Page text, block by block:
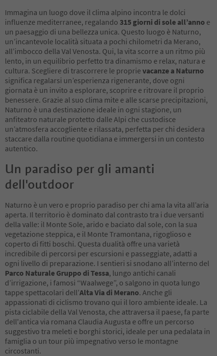
Immagina un luogo dove il clima alpino incontra le dolci
influenze mediterranee, regalando 315 giorni di sole all’anno e
un paesaggio di una bellezza unica. Questo luogo è Naturno,
un’incantevole località situata a pochi chilometri da Merano,
all’imbocco della Val Venosta. Qui, la vita scorre a un ritmo più
lento, in un equilibrio perfetto tra dinamismo e relax, natura e
cultura. Scegliere di trascorrere le proprie vacanze a Naturno
significa regalarsi un’esperienza rigenerante, dove ogni
giornata è un invito a esplorare, scoprire e ritrovare il proprio
benessere. Grazie al suo clima mite e alle scarse precipitazioni,
Naturno è una destinazione ideale in ogni stagione, un
anfiteatro naturale protetto dalle Alpi che custodisce
un’atmosfera accogliente e rilassata, perfetta per chi desidera
staccare dalla routine quotidiana e immergersi in un contesto
autentico.
Un paradiso per gli amanti
dell'outdoor
Naturno è un vero e proprio paradiso per chi ama la vita all’aria
aperta. Il territorio è dominato dal contrasto tra i due versanti
della valle: il Monte Sole, arido e baciato dal sole, con la sua
vegetazione steppica, e il Monte Tramontana, rigoglioso e
coperto di fitti boschi. Questa dualità offre una varietà
incredibile di percorsi per escursioni e passeggiate, adatti a
ogni livello di preparazione. I sentieri si snodano all’interno del
Parco Naturale Gruppo di Tessa, lungo antichi canali
d’irrigazione, i famosi “Waalwege”, o salgono in quota lungo
tappe spettacolari dell’Alta Via di Merano. Anche gli
appassionati di ciclismo trovano qui il loro ambiente ideale. La
pista ciclabile della Val Venosta, che attraversa il paese, fa parte
dell'antica via romana Claudia Augusta e offre un percorso
suggestivo tra meleti e borghi storici, ideale per una pedalata in
famiglia o un tour più impegnativo verso le montagne
circostanti.